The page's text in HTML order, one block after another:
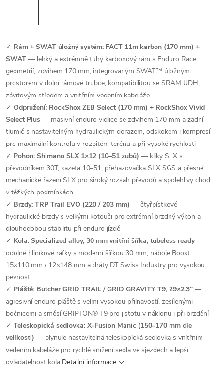
✓ Rám + SWAT úložný systém: FACT 11m karbon (170 mm) +
SWAT — lehký a extrémně tuhý karbonový rám s Enduro Race
geometrií, zdvihem 170 mm, integrovaným SWAT™ úložným
prostorem v dolní rámové trubce, kompatibilitou se SRAM UDH,
závitovým středem a vnitřním vedením kabeláže
✓ Odpružení: RockShox ZEB Select (170 mm) + RockShox Vivid
Select Plus — masivní enduro vidlice se zdvihem 170 mm a zadní
tlumič s nastavitelným hydraulickým dorazem, odskokem i kompresí
pro maximální kontrolu v rozbitém terénu a při vysoké rychlosti
✓ Pohon: Shimano SLX 1×12 (10–51 zubů) — kliky SLX s
převodníkem 30T, kazeta 10–51, přehazovačka SLX SGS a přesné
mechanické řazení SLX pro široký rozsah převodů a spolehlivý chod
v těžkých podmínkách
✓ Brzdy: TRP Trail EVO (220 / 203 mm) — čtyřpístkové
hydraulické brzdy s velkými kotouči pro extrémní brzdný výkon a
dlouhodobou stabilitu při enduro jízdě
✓ Kola: Specialized alloy, 30 mm vnitřní šířka, tubeless ready—
odolné hliníkové ráfky s moderní šířkou 30 mm, náboje Boost
15×110 mm / 12×148 mm a dráty DT Swiss Industry pro vysokou
pevnost
✓ Pláště: Butcher GRID TRAIL / GRID GRAVITY T9, 29×2.3" —
agresivní enduro pláště s velmi vysokou přilnavostí, zesílenými
bočnicemi a směsí GRIPTON® T9 pro jistotu v náklonu i při brzdění
✓ Teleskopická sedlovka: X-Fusion Manic (150–170 mm dle
velikosti) — plynule nastavitelná teleskopická sedlovka s vnitřním
vedením kabeláže pro rychlé snížení sedla ve sjezdech a lepší
ovladatelnost kola Detailní informace